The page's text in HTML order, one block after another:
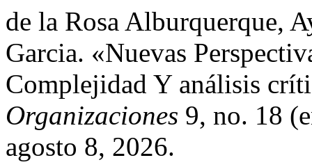
de la Rosa Alburquerque,
Garcia. «Nuevas
Complejidad Y análisis
Organizaciones 9, no. 18
agosto 8, 2026.